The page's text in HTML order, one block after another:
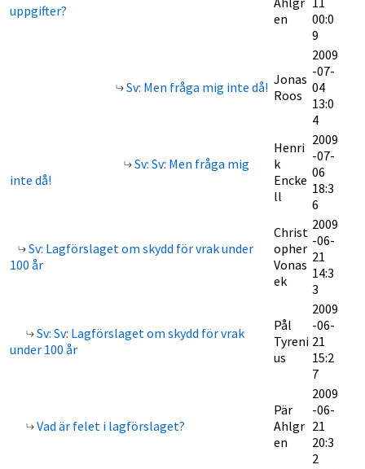
uppgifter?
en
00:0
9
Sv: Men fråga mig inte då! Jonas
Roos
2009
-07-
04
13:0
4
Sv: Sv: Men fråga mig
inte då!
Henri
k
Encke
ll
2009
-07-
06
18:3
6
Sv: Lagförslaget om skydd för vrak under
100 år
Christ
opher
Vonas
ek
2009
-06-
21
14:3
3
Sv: Sv: Lagförslaget om skydd för vrak
under 100 år
Pål
Tyreni
us
2009
-06-
21
15:2
7
Vad är felet i lagförslaget?
Pär
Ahlgr
en
2009
-06-
21
20:3
2